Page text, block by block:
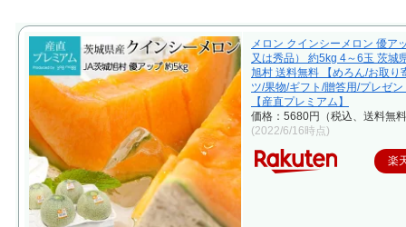
メロン クインシーメロン 優ア
又は秀品） 約5kg 4～6玉 茨城
旭村 送料無料 【めろん/お取り
ツ/果物/ギフト/贈答用/プレゼ
【産直プレミアム】
価格：5680円（税込、送料無
(2022/6/16時点)
楽